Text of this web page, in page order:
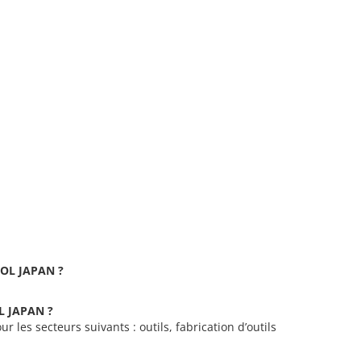
JAPAN ?
JAPAN ?
les secteurs suivants : outils, fabrication d’outils